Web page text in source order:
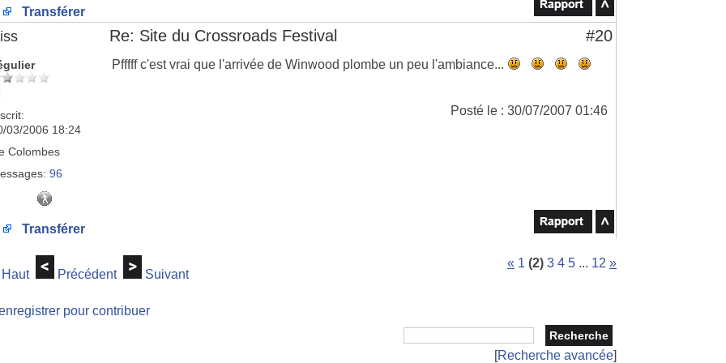
Transférer
Re: Site du Crossroads Festival #20
03/2006 18:24
Colombes
96
Pfffff c'est vrai que l'arrivée de Winwood plombe un peu l'ambiance...
Posté le : 30/07/2007 01:46
Transférer
Haut Précédent Suivant
« 1 (2) 3 4 5 ... 12 »
pour contribuer
[Recherche avancée]